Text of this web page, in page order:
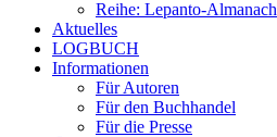
Reihe: Lepanto-Almanach
Aktuelles
LOGBUCH
Informationen
Für Autoren
Für den Buchhandel
Für die Presse